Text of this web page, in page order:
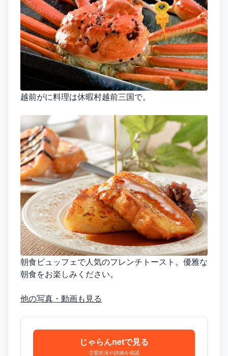
越前がに料理は休暇村越前三国で。
朝食ビュッフェで人気のフレンチトースト。優雅な
朝食をお楽しみください。
他の写真・動画も見る
じゃらんnetで見る
空室状況や詳細を確認